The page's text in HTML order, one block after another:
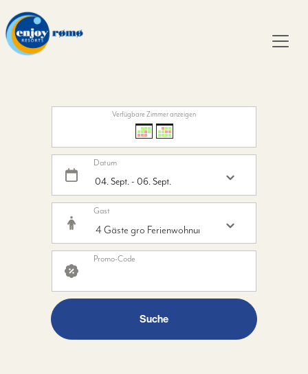
Verfügbare Zimmer anzeigen
Datum
Gast
Promo-Code
Suche